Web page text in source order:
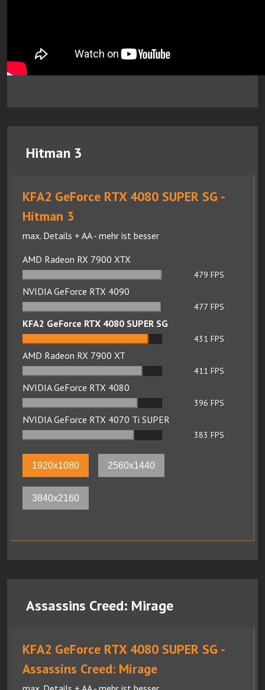
Hitman 3
KFA2 GeForce RTX 4080 SUPER SG -
Hitman 3
max. Details + AA - mehr ist besser
AMD Radeon RX 7900 XTX
479 FPS
NVIDIA GeForce RTX 4090
477 FPS
KFA2 GeForce RTX 4080 SUPER SG
431 FPS
AMD Radeon RX 7900 XT
411 FPS
NVIDIA GeForce RTX 4080
396 FPS
NVIDIA GeForce RTX 4070 Ti SUPER
383 FPS
1920x1080 2560x1440
3840x2160
Assassins Creed: Mirage
KFA2 GeForce RTX 4080 SUPER SG -
Assassins Creed: Mirage